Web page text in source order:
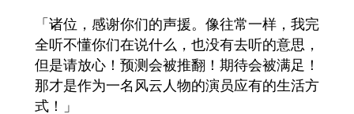
「诸位，感谢你们的声援。像往常一样，我完
全听不懂你们在说什么，也没有去听的意思，
但是请放心！预测会被推翻！期待会被满足！
那才是作为一名风云人物的演员应有的生活方
式！」